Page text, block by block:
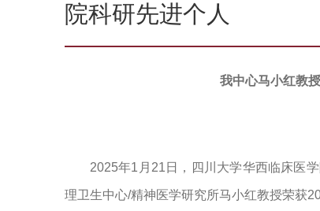
院科研先进个人
我中心马小红教授
2025年1月 21 日，四川大学华西临床医学
理卫生中心/精神医学研究所马小红教授荣获